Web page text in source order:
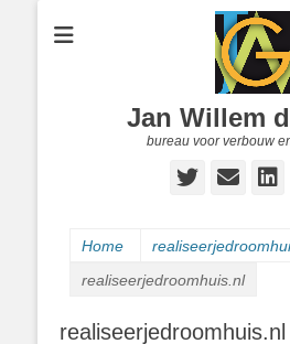
Jan Willem
bureau voor verbouw
E-
Home
realiseerjedroomhuis.nl
realiseerjedroomhuis.nl